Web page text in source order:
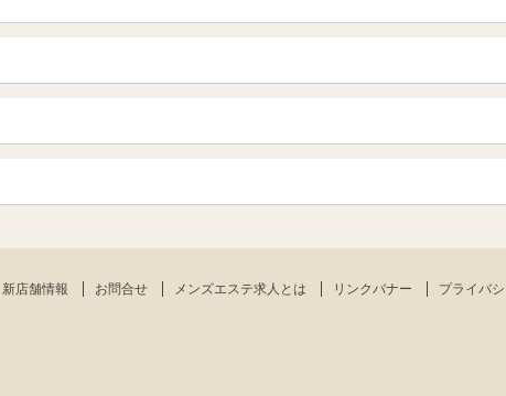
栃木（宇都宮・小山） 群馬（伊勢崎・高崎・前橋）
越谷・春日部 所沢・川越
八王子・立川・国分寺
岐阜県
三重県
刈谷・安城・岡崎・豊橋
烏丸御池駅
四条烏丸・河原町・祇園四条
肥後橋・淀屋橋・北浜
南森町・天満・京橋
南船場・心斎橋・長堀橋
堺筋本町・本町
岡山
山口
鹿児島 宮崎
新店舗情報 お問合せ メンズエステ求人とは リンクバナー
プライバ